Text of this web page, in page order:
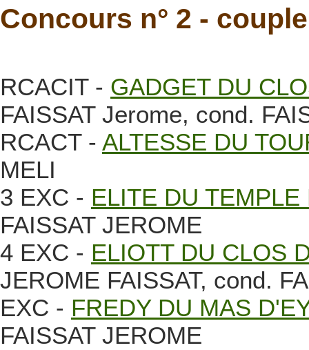
Concours n° 2 -
RCACIT - GADGET DU
FAISSAT Jerome, cond.
RCACT - ALTESSE DU
MELI
3 EXC - ELITE DU TEMPLE
FAISSAT JEROME
4 EXC - ELIOTT DU CLOS
JEROME FAISSAT, cond.
EXC - FREDY DU MAS
FAISSAT JEROME